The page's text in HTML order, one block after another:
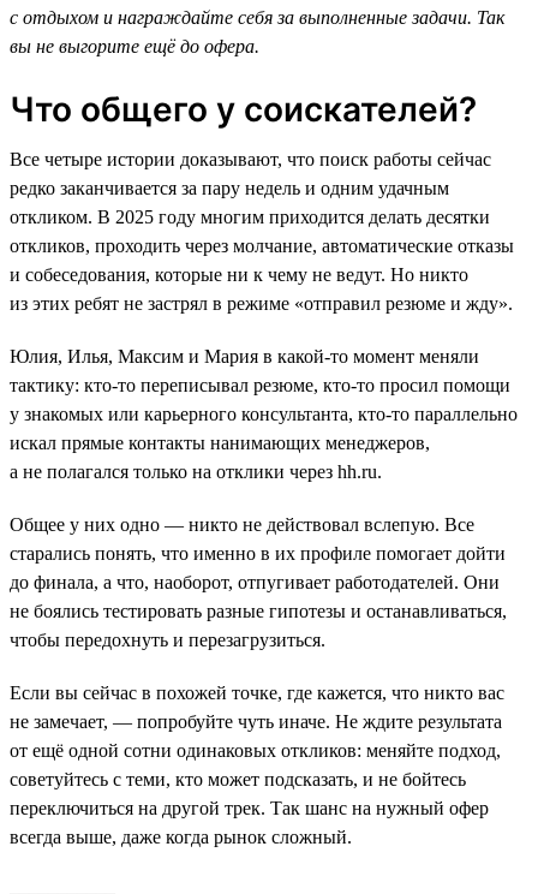
с отдыхом и награждайте себя за выполненные задачи. Так
вы не выгорите ещё до офера.
Что общего у соискателей?
Все четыре истории доказывают, что поиск работы сейчас
редко заканчивается за пару недель и одним удачным
откликом. В 2025 году многим приходится делать десятки
откликов, проходить через молчание, автоматические отказы
и собеседования, которые ни к чему не ведут. Но никто
из этих ребят не застрял в режиме «отправил резюме и жду».
Юлия, Илья, Максим и Мария в какой-то момент меняли
тактику: кто-то переписывал резюме, кто-то просил помощи
у знакомых или карьерного консультанта, кто-то параллельно
искал прямые контакты нанимающих менеджеров,
а не полагался только на отклики через hh.ru.
Общее у них одно — никто не действовал вслепую. Все
старались понять, что именно в их профиле помогает дойти
до финала, а что, наоборот, отпугивает работодателей. Они
не боялись тестировать разные гипотезы и останавливаться,
чтобы передохнуть и перезагрузиться.
Если вы сейчас в похожей точке, где кажется, что никто вас
не замечает, — попробуйте чуть иначе. Не ждите результата
от ещё одной сотни одинаковых откликов: меняйте подход,
советуйтесь с теми, кто может подсказать, и не бойтесь
переключиться на другой трек. Так шанс на нужный офер
всегда выше, даже когда рынок сложный.